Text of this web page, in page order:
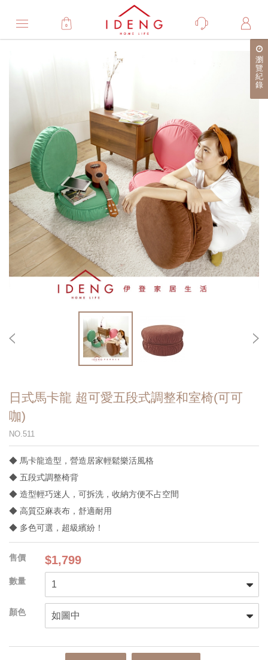
0
瀏
覽
紀
錄
細
紹
日式馬卡龍 超可愛五段式調整和室椅(可可
咖)
NO.511
◆ 馬卡龍造型，營造居家輕鬆樂活風格
◆ 五段式調整椅背
◆ 造型輕巧迷人，可拆洗，收納方便不占空間
◆ 高質亞麻表布，舒適耐用
◆ 多色可選，超級繽紛！
$1,799